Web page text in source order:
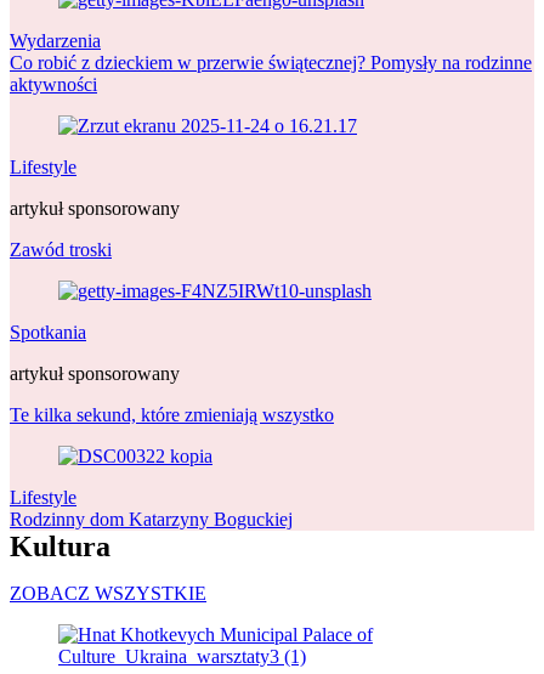
Wydarzenia
Co robić z dzieckiem w przerwie świątecznej? Pomysły na rodzinne
aktywności
Lifestyle
artykuł sponsorowany
Zawód troski
Spotkania
artykuł sponsorowany
Te kilka sekund, które zmieniają wszystko
Lifestyle
Rodzinny dom Katarzyny Boguckiej
Kultura
ZOBACZ WSZYSTKIE